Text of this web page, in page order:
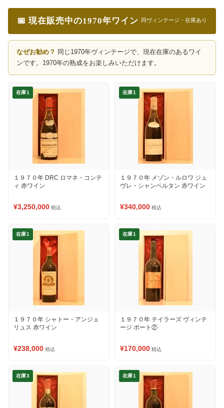
📅 現在販売中の1970年ワイン 同ヴィンテージ・在庫あり
なぜお勧め？ 同じ1970年ヴィンテージで、現在在庫のあるワイ
ンです。1970年の熟成をお楽しみいただけます。
在庫1
１９７０年 DRC ロマネ・コンテ
ィ 赤ワイン
¥3,250,000 税込
在庫1
１９７０年 メゾン・ルロワ ジュ
ヴレ・シャンベルタン 赤ワイン
¥340,000 税込
在庫1
１９７０年 シャトー・アンジェ
リュス 赤ワイン
¥238,000 税込
在庫1
１９７０年 テイラーズ ヴィンテ
ージ ポート②
¥170,000 税込
在庫3 在庫1